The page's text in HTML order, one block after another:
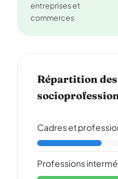
entreprises et
commerces
Répartition
Cadres et
Professions